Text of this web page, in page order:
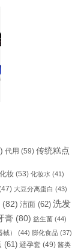
代用 (59) 传统糕点
化妆 (53) 化妆水 (41)
大豆分离蛋白 (43)
(82) 洁面 (62) 洗发
膏 (80) 益生菌 (44)
） (44) 膨化食品 (37)
(61) 避孕套 (49) 酱类